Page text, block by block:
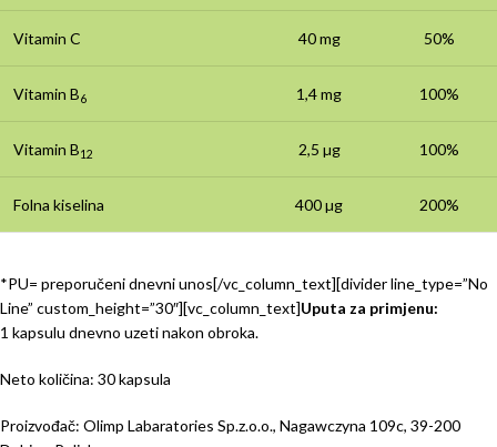
Vitamin C 40 mg 50%
Vitamin B6 1,4 mg 100%
Vitamin B12 2,5 µg 100%
Folna kiselina 400 µg 200%
*PU= preporučeni dnevni unos[/vc_column_text][divider line_type=”No
Line” custom_height=”30″][vc_column_text]Uputa za primjenu:
1 kapsulu dnevno uzeti nakon obroka.
Neto količina: 30 kapsula
Proizvođač: Olimp Labaratories Sp.z.o.o., Nagawczyna 109c, 39-200